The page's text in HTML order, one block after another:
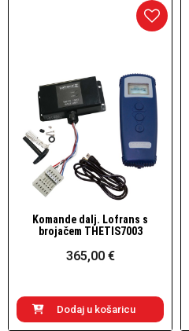
Brzi pogled
Komande dalj. Lofrans s
brojačem THETIS7003
365,00 €
Dodaj u košaricu